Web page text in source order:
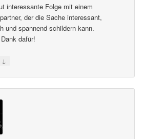
interessante Folge mit einem
der die Sache interessant,
und spannend schildern kann.
dafür!
↓